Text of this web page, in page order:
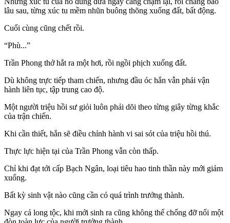
lâu sau, từng xúc tu mềm nhũn buông thõng xuống đất, bất động.
Cuối cùng cũng chết rồi.
“Phù...”
Trần Phong thở hắt ra một hơi, rồi ngồi phịch xuống đất.
Dù không trực tiếp tham chiến, nhưng đầu óc hắn vẫn phải vận
hành liên tục, tập trung cao độ.
Một người triệu hồi sư giỏi luôn phải dõi theo từng giây từng khắc
của trận chiến.
Khi cần thiết, hắn sẽ điều chỉnh hành vi sai sót của triệu hồi thú.
Thực lực hiện tại của Trần Phong vẫn còn thấp.
Chỉ khi đạt tới cấp Bạch Ngân, loại tiêu hao tinh thần này mới giảm
xuống.
Bất kỳ sinh vật nào cũng cần có quá trình trưởng thành.
Ngay cả long tộc, khi mới sinh ra cũng không thể chống đỡ nổi một